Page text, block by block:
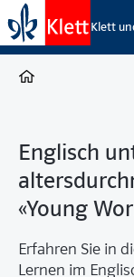
Klett
Englisch
«Young
Erfahren Sie in
Lernen im